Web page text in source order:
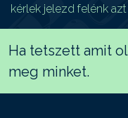
kérlek jelezd felénk
Ha tetszett amit
meg minket.